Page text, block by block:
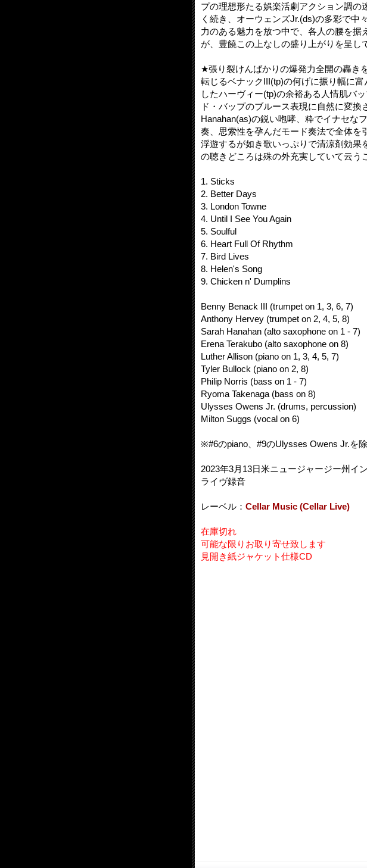
プの理想形たる娯楽活劇アクション調
く続き、オーウェンズJr.(ds)の多彩で中
力のある魅力を放つ中で、各人の腰を
が、豊饒この上なしの盛り上がりを呈し
★張り裂けんばかりの爆発力全開の轟き
転じるベナックIII(tp)の何げに振り幅に
したハーヴィー(tp)の余裕ある人情肌バ
ド・バップのブルース表現に自然に変
Hanahan(as)の鋭い咆哮、粋でイナセな
奏、思索性を孕んだモード奏法で全体を
浮遊するが如き歌いっぷりで清涼剤効
の聴きどころは殊の外充実していて云う
1. Sticks
2. Better Days
3. London Towne
4. Until I See You Again
5. Soulful
6. Heart Full Of Rhythm
7. Bird Lives
8. Helen's Song
9. Chicken n' Dumplins
Benny Benack III (trumpet on 1, 3, 6, 7)
Anthony Hervey (trumpet on 2, 4, 5, 8)
Sarah Hanahan (alto saxophone on 1 - 7)
Erena Terakubo (alto saxophone on 8)
Luther Allison (piano on 1, 3, 4, 5, 7)
Tyler Bullock (piano on 2, 8)
Philip Norris (bass on 1 - 7)
Ryoma Takenaga (bass on 8)
Ulysses Owens Jr. (drums, percussion)
Milton Suggs (vocal on 6)
※#6のpiano、#9のUlysses Owens Jr.を
2023年3月13日米ニュージャージー州イ
ライヴ録音
レーベル： Cellar Music (Cellar Live)
在庫切れ
可能な限りお取り寄せ致します
見開き紙ジャケット仕様CD